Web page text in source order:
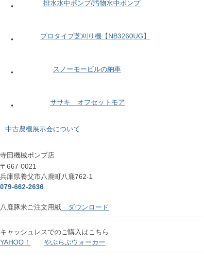
排水水中ポンプ/汚物水中ポンプ
プロタイプ芝刈り機【NB3260UG】
スノーモービルの納車
ササキ オフセットモア
中古農機展示会について
寺田機械ポンプ店
〒667-0021
兵庫県養父市八鹿町八鹿762-1
079-662-2636
八鹿豚米ご注文用紙 ダウンロード
キャッシュレスでのご購入はこちら
YAHOO！
やぶらぶウォーカー